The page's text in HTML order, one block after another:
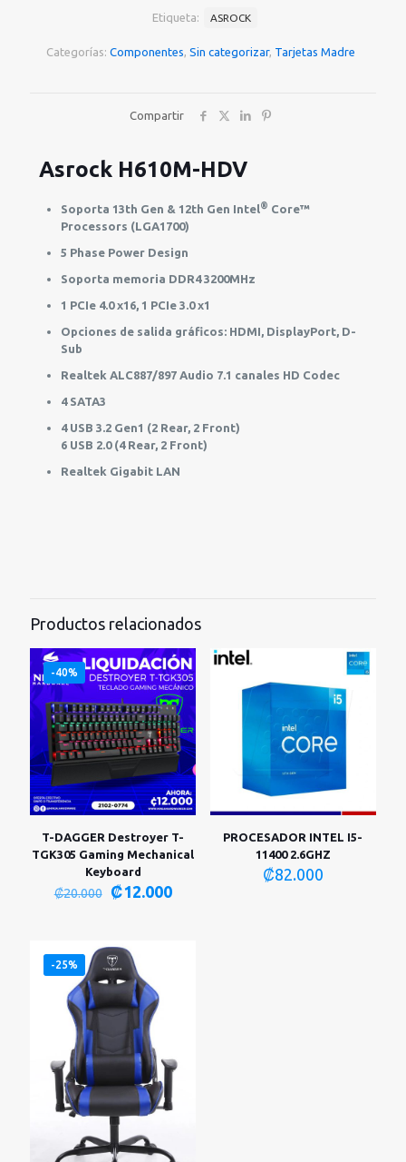
Categorías: Componentes, Sin categorizar, Tarjetas Madre
Etiqueta: ASROCK
Compartir
Asrock H610M-HDV
Soporta 13th Gen & 12th Gen Intel® Core™
Processors (LGA1700)
5 Phase Power Design
Soporta memoria DDR4 3200MHz
1 PCIe 4.0 x16, 1 PCIe 3.0 x1
Opciones de salida gráficos: HDMI, DisplayPort, D-
Sub
Realtek ALC887/897 Audio 7.1 canales HD Codec
4 SATA3
4 USB 3.2 Gen1 (2 Rear, 2 Front)
6 USB 2.0 (4 Rear, 2 Front)
Realtek Gigabit LAN
Productos relacionados
-40%
T-DAGGER Destroyer T-
TGK305 Gaming Mechanical
Keyboard
₡20.000
El
₡20.000.
₡12.000El
PROCESADOR INTEL I5-
11400 2.6GHZ
₡82.000
-25%